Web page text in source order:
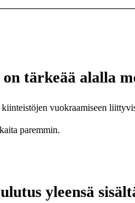
tärkeää alalla
vuokraamiseen
paremmin.
yleensä